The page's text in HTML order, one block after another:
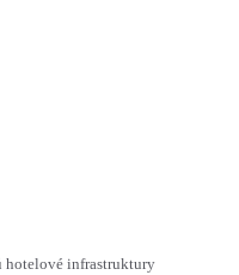
hotelové infrastruktury